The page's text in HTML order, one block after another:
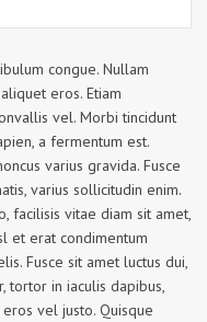
congue. Nullam
eros. Etiam
vel. Morbi tincidunt
a fermentum est.
varius gravida. Fusce
varius sollicitudin enim.
facilisis vitae diam sit amet,
et erat condimentum
Fusce sit amet luctus dui,
tortor in iaculis dapibus,
vel justo. Quisque